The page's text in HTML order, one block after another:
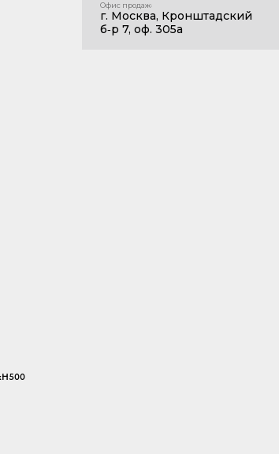
г. Москва, Кронштадский
б‑р 7, оф. 305а
Офис продаж꞉